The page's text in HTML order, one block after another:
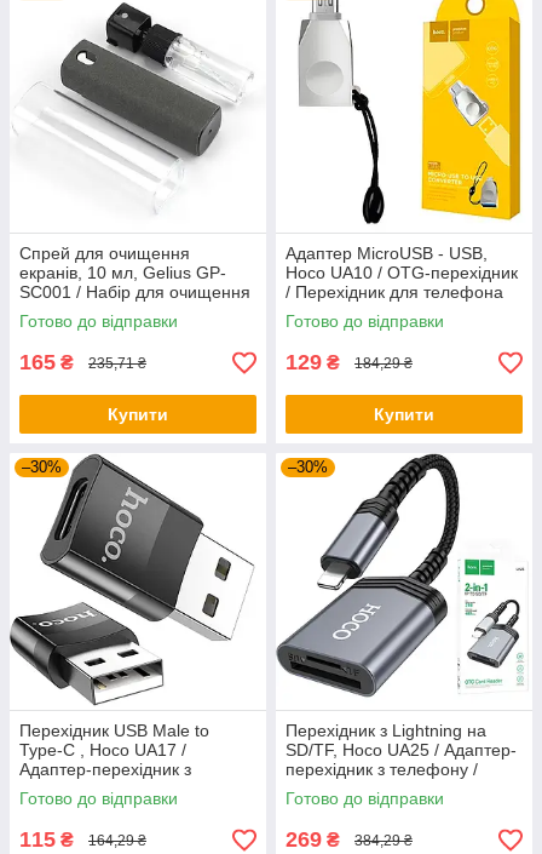
Спрей для очищення
екранів, 10 мл, Gelius GP-
SC001 / Набір для очищення
екранів / Спрей для
очищення
Готово до відправки
165 ₴ 235,71 ₴
Купити
Адаптер MicroUSB - USB,
Hoco UA10 / OTG-перехідник
/ Перехідник для телефона
Готово до відправки
129 ₴ 184,29 ₴
Купити
–30%
Перехідник USB Male to
Type-C , Hoco UA17 /
Адаптер-перехідник з
телефону / Конвертер для
телефону
Готово до відправки
115 ₴ 164,29 ₴
–30%
Перехідник з Lightning на
SD/TF, Hoco UA25 / Адаптер-
перехідник з телефону /
Конвертер для телефону /
Кардрідер
Готово до відправки
269 ₴ 384,29 ₴